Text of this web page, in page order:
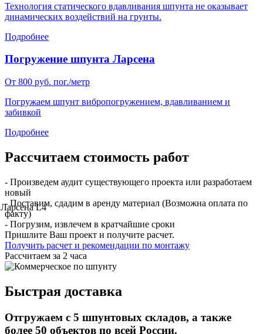
Технология статического вдавливания шпунта не оказывает
динамических воздействий на грунты.
Подробнее
Погружение шпунта Ларсена
От 800 руб. пог./метр
Погружаем шпунт вибропогружением, вдавливанием и
забивкой
Подробнее
Рассчитаем стоимость работ
- Произведем аудит существующего проекта или разработаем
новый
- Поставим, сдадим в аренду материал (Возможна оплата по
факту)
- Погрузим, извлечем в кратчайшие сроки
Пришлите Ваш проект и получите расчет.
Получить расчет и рекомендации по монтажу
Рассчитаем за 2 часа
Быстрая доставка
Отгружаем с 5 шпунтовых складов, а также
более 50 объектов по всей России.